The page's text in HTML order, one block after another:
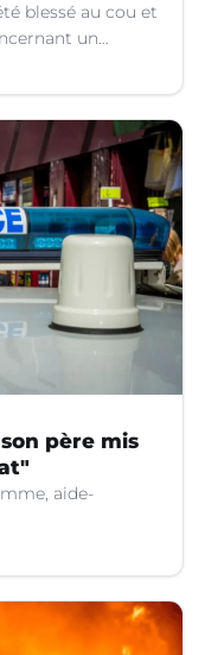
blessé au cou et
un
père mis
aide-